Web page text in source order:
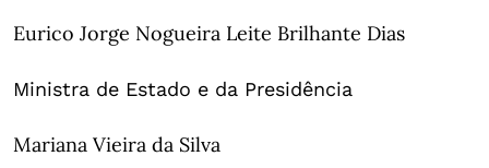
Eurico Jorge Nogueira Leite Brilhante Dias
Ministra de Estado e da Presidência
Mariana Vieira da Silva